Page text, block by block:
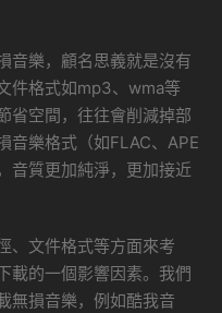
音樂，顧名思義就是沒有
件格式如mp3、wma等
省空間，往往會削減掉部
音樂格式（如FLAC、APE
音質更加純淨，更加接近
、文件格式等方面來考
載的一個影響因素。我們
無損音樂，例如酷我音